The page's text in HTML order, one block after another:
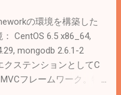
lib64/php/modules/xd
all_settings
xdebug.r...
置いてあるTitaniumのバ
、提供されているコマ
かなかったので、最新の
コンパイルしてみた。
WebStormを使う(+補
の環境を構築した
CentOS 6.5 x86_64,
mongodb 2.6.1-2
クステンションとしてC
フレームワーク。特